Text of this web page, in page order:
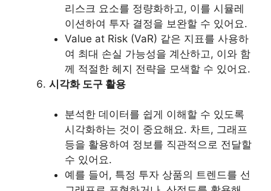
리스크 요소를 정량화하고, 이를 시뮬레
이션하여 투자 결정을 보완할 수 있어요.
Value at Risk (VaR) 같은 지표를 사용하
여 최대 손실 가능성을 계산하고, 이와 함
께 적절한 헤지 전략을 모색할 수 있어요.
시각화 도구 활용
분석한 데이터를 쉽게 이해할 수 있도록
시각화하는 것이 중요해요. 차트, 그래프
등을 활용하여 정보를 직관적으로 전달할
수 있어요.
예를 들어, 특정 투자 상품의 트렌드를 선